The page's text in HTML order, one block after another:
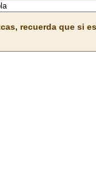
recuerda que si